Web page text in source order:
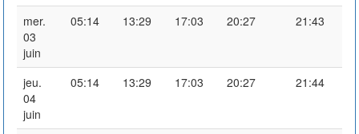
mer.
03
juin
05:14 13:29 17:03 20:27 21:43
jeu.
04
juin
05:14 13:29 17:03 20:27 21:44